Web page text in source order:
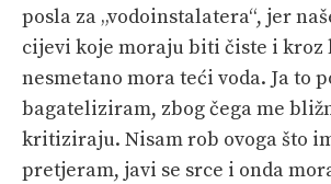
posla za „vodoinstalatera“, jer
cijevi koje moraju biti čiste i kroz
nesmetano mora teći voda. Ja to
bagateliziram, zbog čega me
kritiziraju. Nisam rob ovoga što
pretjeram, javi se srce i onda